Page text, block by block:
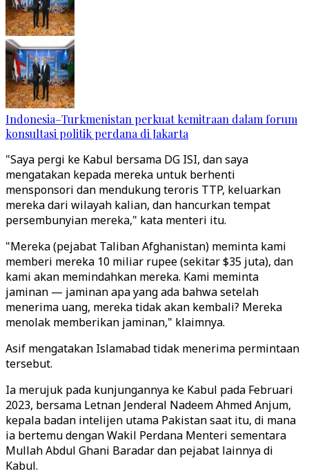
Indonesia–Turkmenistan perkuat kemitraan dalam forum
konsultasi politik perdana di Jakarta
"Saya pergi ke Kabul bersama DG ISI, dan saya
mengatakan kepada mereka untuk berhenti
mensponsori dan mendukung teroris TTP, keluarkan
mereka dari wilayah kalian, dan hancurkan tempat
persembunyian mereka," kata menteri itu.
"Mereka (pejabat Taliban Afghanistan) meminta kami
memberi mereka 10 miliar rupee (sekitar $35 juta), dan
kami akan memindahkan mereka. Kami meminta
jaminan — jaminan apa yang ada bahwa setelah
menerima uang, mereka tidak akan kembali? Mereka
menolak memberikan jaminan," klaimnya.
Asif mengatakan Islamabad tidak menerima permintaan
tersebut.
Ia merujuk pada kunjungannya ke Kabul pada Februari
2023, bersama Letnan Jenderal Nadeem Ahmed Anjum,
kepala badan intelijen utama Pakistan saat itu, di mana
ia bertemu dengan Wakil Perdana Menteri sementara
Mullah Abdul Ghani Baradar dan pejabat lainnya di
Kabul.